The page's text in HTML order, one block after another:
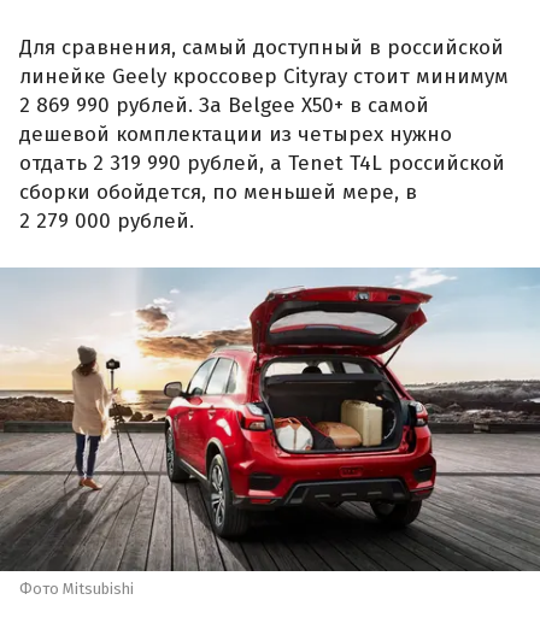
Для сравнения, самый доступный в российской
линейке Geely кроссовер Cityray стоит минимум
2 869 990 рублей. За Belgee X50+ в самой
дешевой комплектации из четырех нужно
отдать 2 319 990 рублей, а Tenet T4L российской
сборки обойдется, по меньшей мере, в
2 279 000 рублей.
Фото Mitsubishi